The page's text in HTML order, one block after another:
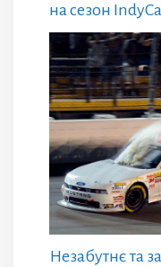
на сезон
Незабутнє та